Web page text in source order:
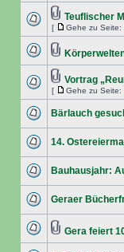
Teuflischer
[ Gehe zu Seite:
Vortrag
[ Gehe zu Seite:
Bärlauch
14.
Bauhausjahr:
Geraer
Gera feiert